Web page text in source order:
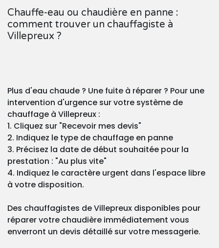
Chauffe-eau ou chaudière en panne :
comment trouver un chauffagiste à
Villepreux ?
Plus d'eau chaude ? Une fuite à réparer ? Pour une
intervention d'urgence sur votre système de
chauffage à Villepreux :
1. Cliquez sur "Recevoir mes devis"
2. Indiquez le type de chauffage en panne
3. Précisez la date de début souhaitée pour la
prestation : "Au plus vite"
4. Indiquez le caractère urgent dans l'espace libre
à votre disposition.
Des chauffagistes de Villepreux disponibles pour
réparer votre chaudière immédiatement vous
enverront un devis détaillé sur votre messagerie.